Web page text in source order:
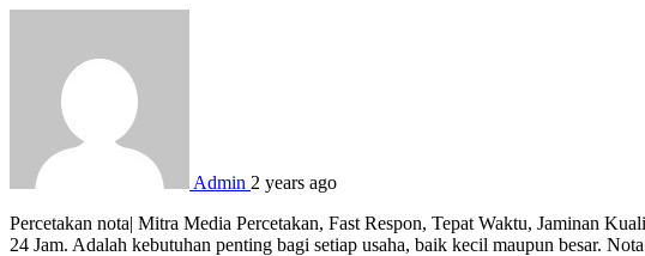
Admin 2 years ago
Percetakan nota| Mitra Media Percetakan, Fast Respon, Tepat Waktu, Jaminan
24 Jam. Adalah kebutuhan penting bagi setiap usaha, baik kecil maupun besar.